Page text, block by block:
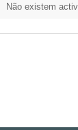
Não existem